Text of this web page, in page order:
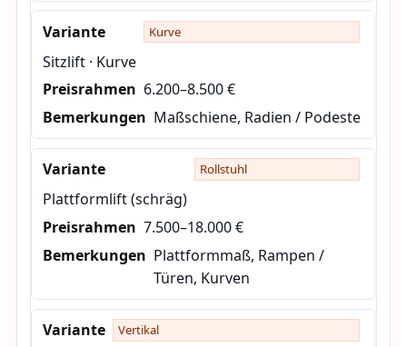
Kurve
Sitzlift · Kurve
6.200–8.500 €
Maßschiene, Radien / Podeste
Rollstuhl
Plattformlift (schräg)
7.500–18.000 €
Plattformmaß, Rampen /
Türen, Kurven
Vertikal